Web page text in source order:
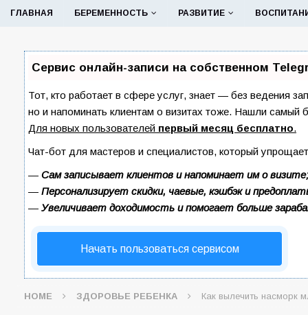
ГЛАВНАЯ БЕРЕМЕННОСТЬ РАЗВИТИЕ
Сервис онлайн-записи на собственном
Тот, кто работает в сфере услуг, знает — без ведения
но и напоминать клиентам о визитах тоже. Нашли
Для новых пользователей первый месяц бесплатно.
Чат-бот для мастеров и специалистов, который
— Сам записывает клиентов и напоминает им о визите;
— Персонализирует скидки, чаевые, кэшбэк и
— Увеличивает доходимость и помогает больше
Начать пользоваться сервисом
HOME ЗДОРОВЬЕ РЕБЕНКА Как вылечить насморк